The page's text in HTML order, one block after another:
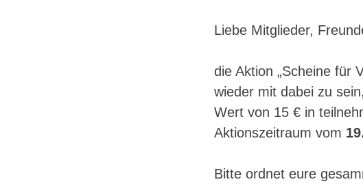
Liebe Mitglieder,
die Aktion „Scheine für
wieder mit dabei zu
Wert von 15 € in
Aktionszeitraum vom
Bitte ordnet eure